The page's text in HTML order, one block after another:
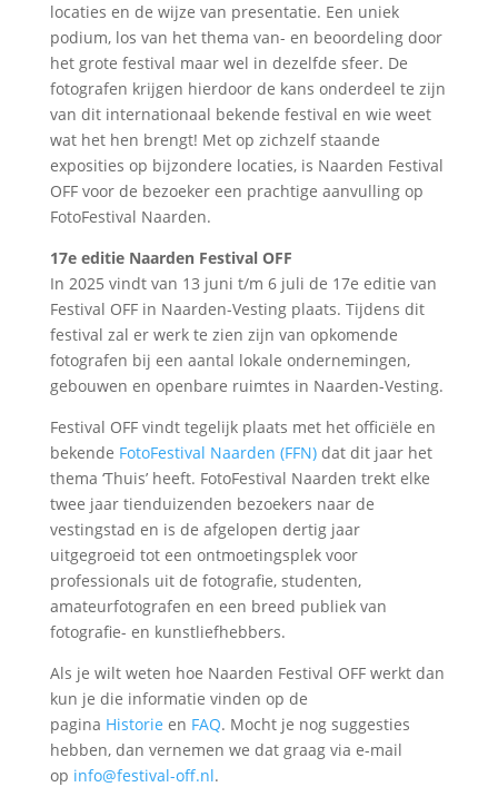
locaties en de wijze van presentatie. Een uniek
podium, los van het thema van- en beoordeling door
het grote festival maar wel in dezelfde sfeer. De
fotografen krijgen hierdoor de kans onderdeel te zijn
van dit internationaal bekende festival en wie weet
wat het hen brengt! Met op zichzelf staande
exposities op bijzondere locaties, is Naarden Festival
OFF voor de bezoeker een prachtige aanvulling op
FotoFestival Naarden.
17e editie Naarden Festival OFF
In 2025 vindt van 13 juni t/m 6 juli de 17e editie van
Festival OFF in Naarden-Vesting plaats. Tijdens dit
festival zal er werk te zien zijn van opkomende
fotografen bij een aantal lokale ondernemingen,
gebouwen en openbare ruimtes in Naarden-Vesting.
Festival OFF vindt tegelijk plaats met het officiële en
bekende FotoFestival Naarden (FFN)dat dit jaar het
thema ‘Thuis’ heeft. FotoFestival Naarden trekt elke
twee jaar tienduizenden bezoekers naar de
vestingstad en is de afgelopen dertig jaar
uitgegroeid tot een ontmoetingsplek voor
professionals uit de fotografie, studenten,
amateurfotografen en een breed publiek van
fotografie- en kunstliefhebbers.
Als je wilt weten hoe Naarden Festival OFF werkt dan
kun je die informatie vinden op de
pagina Historie en FAQ. Mocht je nog suggesties
hebben, dan vernemen we dat graag via e-mail
op info@festival-off.nl.